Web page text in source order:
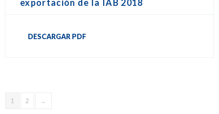
exportación de la IAB 2018
DESCARGAR PDF
1 2 →